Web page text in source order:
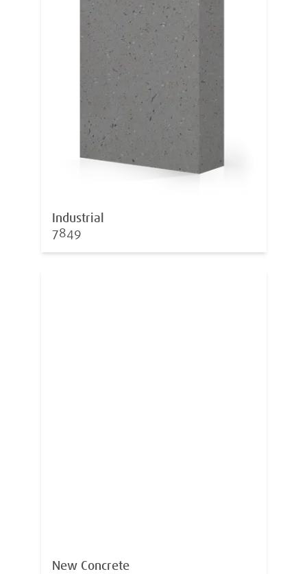
Industrial
7849
New Concrete